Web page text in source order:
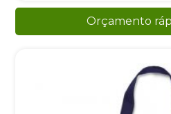
Orçamento